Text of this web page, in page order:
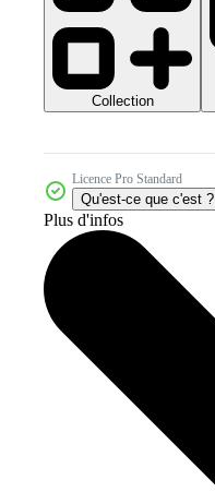
Collection
Licence Pro Standard
Qu'est-ce que c'est ?
Plus d'infos